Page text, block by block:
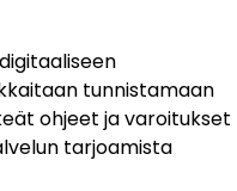
tunnistamaan
ohjeet ja varoitukset
tarjoamista